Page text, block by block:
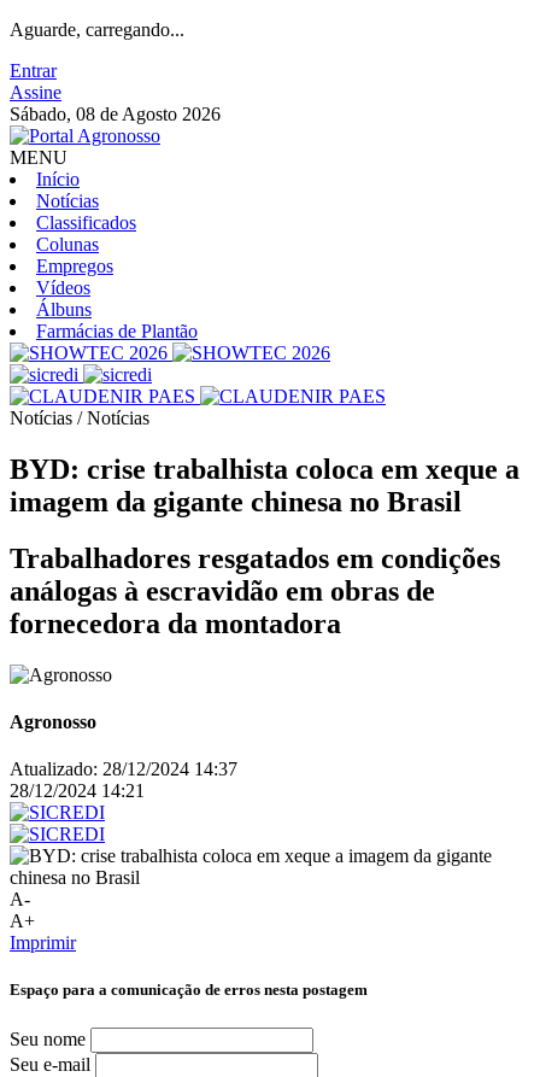
Aguarde, carregando...
Entrar
Assine
Sábado, 08 de Agosto 2026
MENU
Início
Notícias
Classificados
Colunas
Empregos
Vídeos
Álbuns
Farmácias de Plantão
Notícias / Notícias
BYD: crise trabalhista coloca em xeque a
imagem da gigante chinesa no Brasil
Trabalhadores resgatados em condições
análogas à escravidão em obras de
fornecedora da montadora
Agronosso
Atualizado: 28/12/2024 14:37
28/12/2024 14:21
A-
A+
Imprimir
Espaço para a comunicação de erros nesta postagem
Seu nome
Seu e-mail